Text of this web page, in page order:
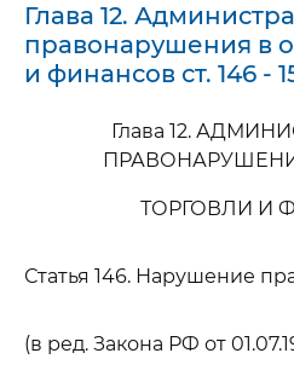
Глава 12.
правонарушения в
и финансов ст. 146 -
Глава 12.
ТОРГОВЛИ И
Статья 146. Нарушение
(в ред. Закона РФ от